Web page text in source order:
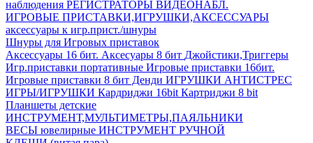
наблюдения РЕГИСТРАТОРЫ ВИДЕОНАБЛ.
ИГРОВЫЕ ПРИСТАВКИ,ИГРУШКИ,АКСЕССУАРЫ
аксесcуары к игр.прист./шнуры
Шнуры для Игровых приставок
Аксессуары 16 бит. Аксесуары 8 бит Джойстики,Триггеры
Игр.приставки портативные Игровые приставки 16бит.
Игровые приставки 8 бит Денди ИГРУШКИ АНТИСТРЕС
ИГРЫ/ИГРУШКИ Кардриджи 16bit Картриджи 8 bit
Планшеты детские
ИНСТРУМЕНТ,МУЛЬТИМЕТРЫ,ПАЯЛЬНИКИ
ВЕСЫ ювелирные ИНСТРУМЕНТ РУЧНОЙ